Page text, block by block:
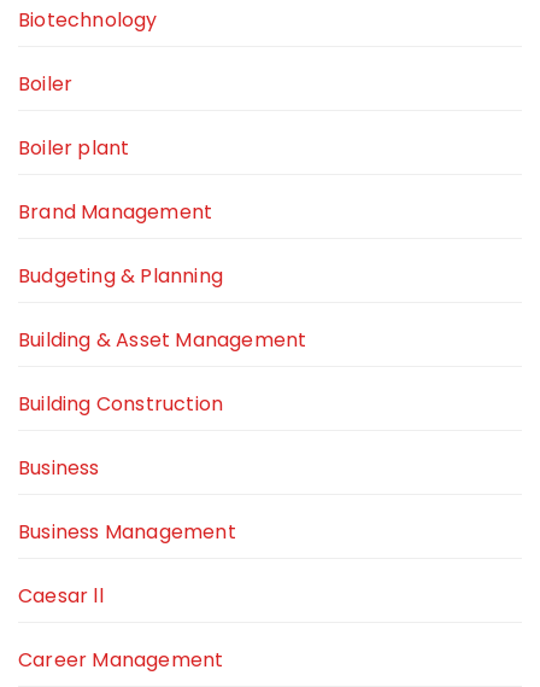
Biotechnology
Boiler
Boiler plant
Brand Management
Budgeting & Planning
Building & Asset Management
Building Construction
Business
Business Management
Caesar ll
Career Management